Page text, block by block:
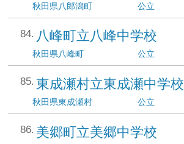
秋田県八郎潟町 公立
八峰町立八峰中学校
秋田県八峰町 公立
東成瀬村立東成瀬中学校
秋田県東成瀬村 公立
美郷町立美郷中学校